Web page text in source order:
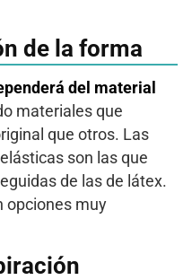
de la forma
del material
materiales que
que otros. Las
son las que
de las de látex.
opciones muy